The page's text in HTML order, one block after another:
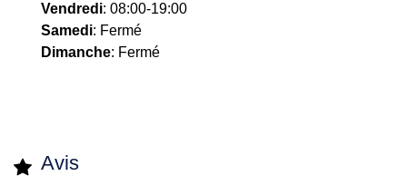
Vendredi: 08:00-19:00
Samedi: Fermé
Dimanche: Fermé
Avis